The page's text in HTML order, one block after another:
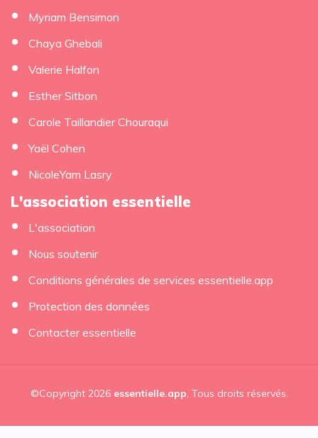
Myriam Bensimon
Chaya Ghebali
Valerie Halfon
Esther Sitbon
Carole Taillandier Chouraqui
Yaël Cohen
NicoleYam Lasry
L'association essentielle
L'association
Nous soutenir
Conditions générales de services essentielle.app
Protection des données
Contacter essentielle
©Copyright 2026 essentielle.app, Tous droits réservés.